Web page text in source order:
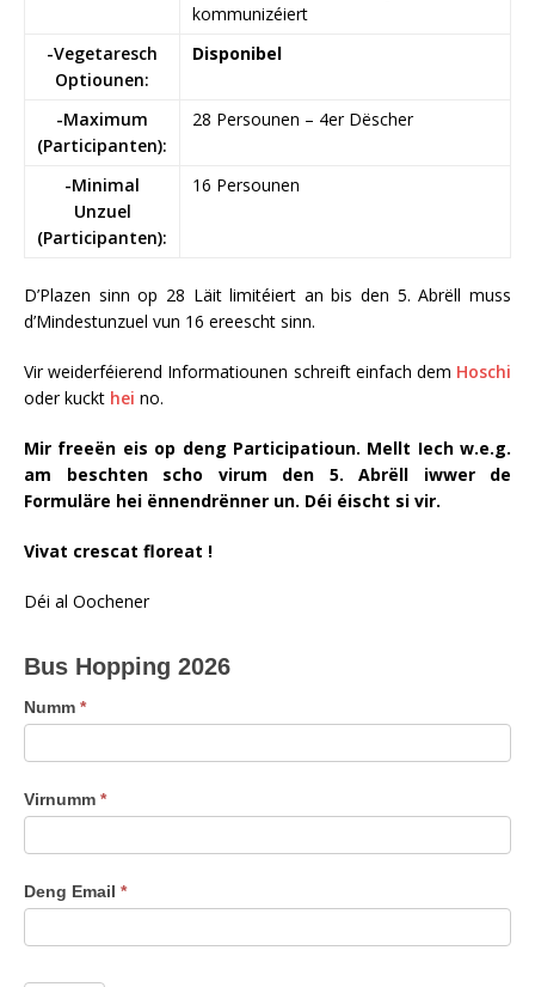
kommunizéiert
-Vegetaresch
Optiounen:
Disponibel
-Maximum
(Participanten):
28 Persounen – 4er Dëscher
-Minimal
Unzuel
(Participanten):
16 Persounen
D’Plazen sinn op 28 Läit limitéiert an bis den 5. Abrëll muss
d’Mindestunzuel vun 16 ereescht sinn.
Vir weiderféierend Informatiounen schreift einfach dem Hoschi
oder kuckt hei no.
Mir freeën eis op deng Participatioun. Mellt Iech w.e.g.
am beschten scho virum den 5. Abrëll iwwer de
Formuläre hei ënnendrënner un. Déi éischt si vir.
Vivat crescat floreat !
Déi al Oochener
Hopping
2026
Bus Hopping 2026
Numm *
Virnumm *
Deng Email *